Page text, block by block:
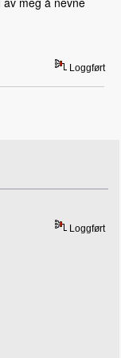
Loggført
Loggført